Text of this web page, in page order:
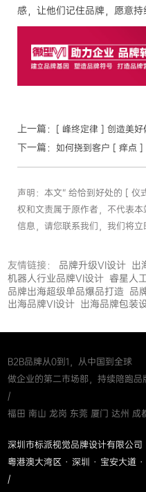
感，让他们记住品牌，愿意持
上一篇： [ 峰终定律 ] 创造美好
下一篇： 如何挠到客户 [ 痒点 ]
声明：本文“ 给恰到好处的 [ 仪
权和文责属于原作者，不代表
信息，请您联系我们，我们将立
友情链接： 品牌升级VI设计 出
机器人行业品牌VI设计 睿星人
品牌出海超级单品爆品打造 品
出海品牌VI设计 出海品牌包装
B2B品牌从0到1，从中国到全球
做企业的第二市场部，持续陪跑品
/
福田 南山 龙岗 东莞 厦门 达州 成
深圳市标派视觉品牌设计有限公司
粤港澳大湾区 · 深圳 · 宝安大道
/